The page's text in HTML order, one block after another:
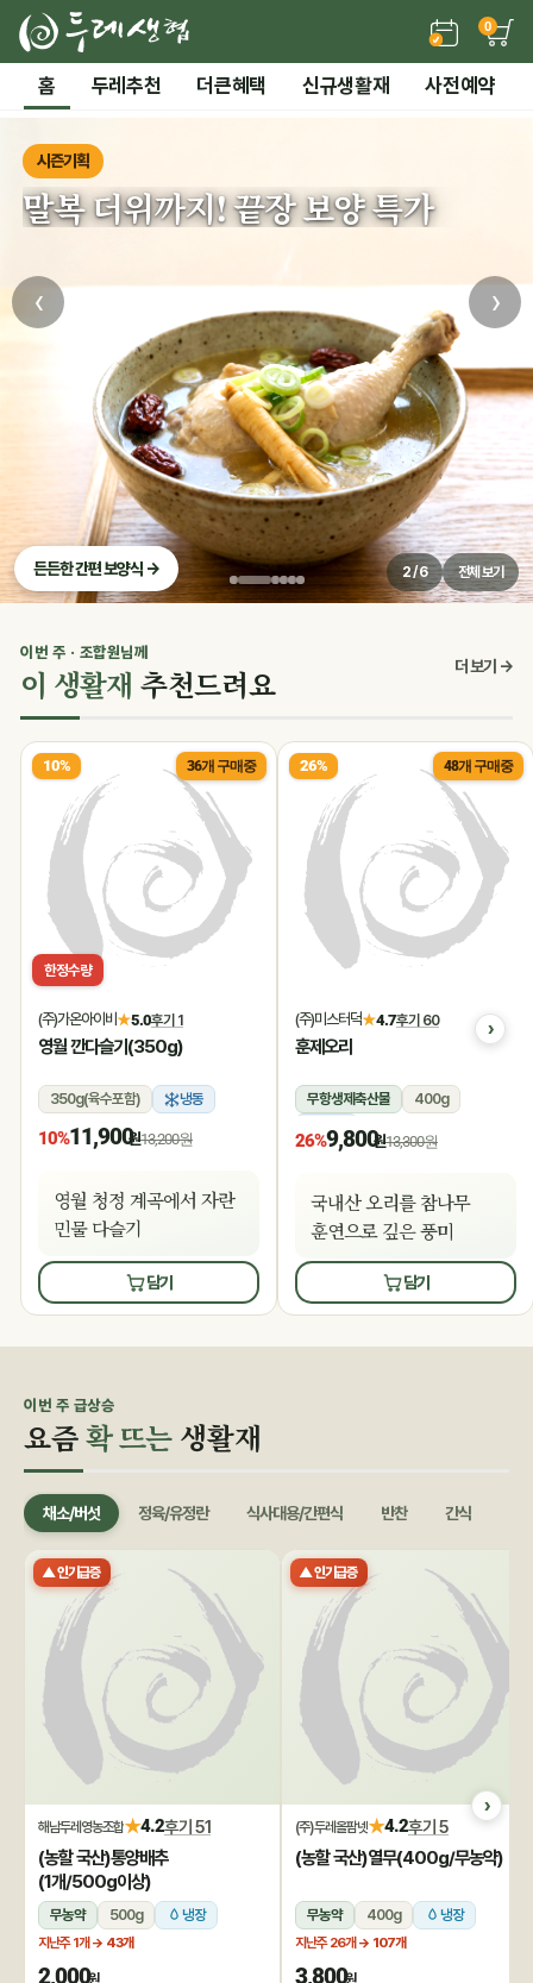
0
홈 두레추천 더큰혜택 신규생활재 사전예약
시즌기획
말복 더위까지! 끝장 보양 특가
든든한 간편 보양식 →
‹ ›
2 / 6 전체 보기
0
이번 주 · 조합원님께
이 생활재 추천드려요 더 보기 →
10% 36개 구매중
한정수량
(주)가온아이비 ★5.0후기 1
영월 깐다슬기(350g)
350g(육수포함) 냉동
10%11,900원13,200원
영월 청정 계곡에서 자란
민물 다슬기
담기
26% 48개 구매중
(주)미스터덕★4.7후기 60
훈제오리
무항생제축산물
400g
냉동
26%9,800원13,300원
국내산 오리를 참나무
훈연으로 깊은 풍미
담기
이번 주 급상승
요즘확 뜨는생활재
채소/버섯 정육/유정란 식사대용/간편식 반찬 간식
▲ 인기급증
해남두레영농조합★4.2후기 51
(농할 국산)통양배추
(1개/500g이상)
무농약 500g 냉장
지난주 1개 → 43개
2,000원
▲ 인기급증
(주)두레올팜넷★4.2후기 5
(농할 국산)열무(400g/무농약)
무농약 400g 냉장
지난주 26개 → 107개
3,800원